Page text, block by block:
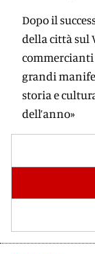
Dopo il
della città sul
commercianti
grandi
storia e
dell’anno»